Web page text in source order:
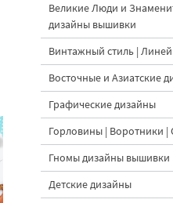
Великие Люди и
дизайны вышивки
Винтажный стиль |
Восточные и Азиатские
Графические дизайны
Горловины | Воротники |
Гномы дизайны вышивки
Детские дизайны